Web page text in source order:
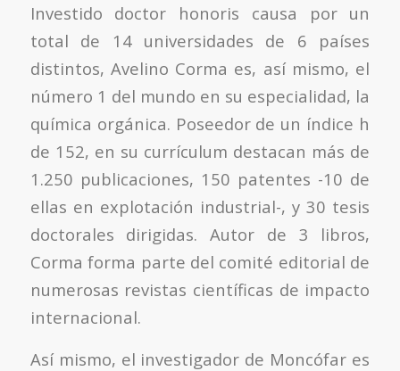
Investido doctor honoris causa por un
total de 14 universidades de 6 países
distintos, Avelino Corma es, así mismo, el
número 1 del mundo en su especialidad, la
química orgánica. Poseedor de un índice h
de 152, en su currículum destacan más de
1.250 publicaciones, 150 patentes -10 de
ellas en explotación industrial-, y 30 tesis
doctorales dirigidas. Autor de 3 libros,
Corma forma parte del comité editorial de
numerosas revistas científicas de impacto
internacional.
Así mismo, el investigador de Moncófar es